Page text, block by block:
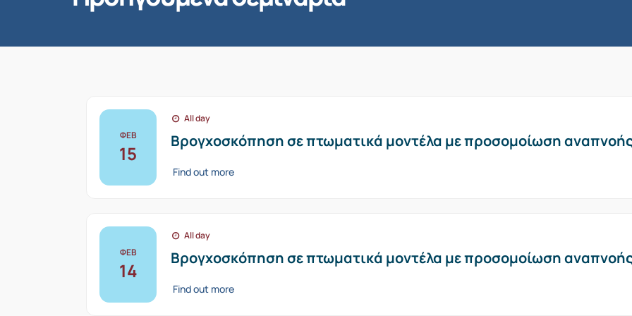
ΦΕΒ
15
All day
Βρογχοσκόπηση σε πτωματικά μοντέλα με προσομοίωση
Find out more
ΦΕΒ
14
All day
Βρογχοσκόπηση σε πτωματικά μοντέλα με προσομοίωση
Find out more